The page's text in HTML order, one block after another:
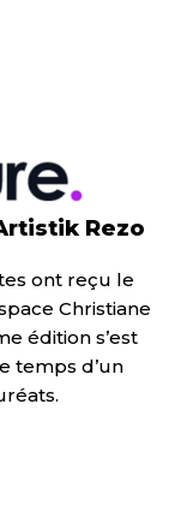
Rezo
ont reçu le
Christiane
édition s’est
temps d’un